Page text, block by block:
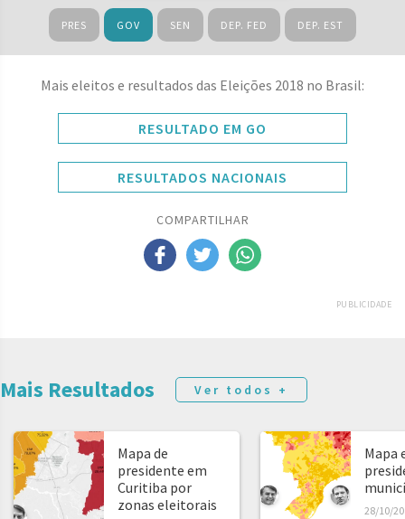
PRES GOV SEN DEP. FED DEP. EST
Mais eleitos e resultados das Eleições 2018 no Brasil:
RESULTADO EM GO
RESULTADOS NACIONAIS
COMPARTILHAR
PUBLICIDADE
Mais Resultados Ver todos +
Mapa de
presidente em
Curitiba por
zonas eleitorais
Mapa
28/10/